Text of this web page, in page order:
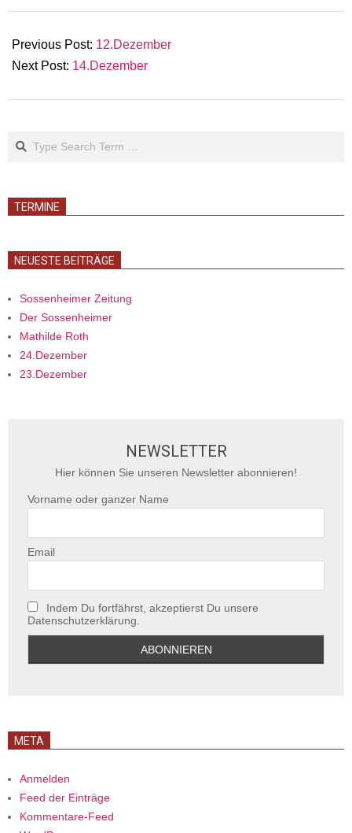
27
Previous Post: 12.Dezember
Next Post: 14.Dezember
TERMINE
NEUESTE BEITRÄGE
Sossenheimer Zeitung
Der Sossenheimer
Mathilde Roth
24.Dezember
23.Dezember
NEWSLETTER
Hier können Sie unseren Newsletter abonnieren!
Vorname oder ganzer Name
Email
Indem Du fortfährst, akzeptierst Du unsere
Datenschutzerklärung.
META
Anmelden
Feed der Einträge
Kommentare-Feed